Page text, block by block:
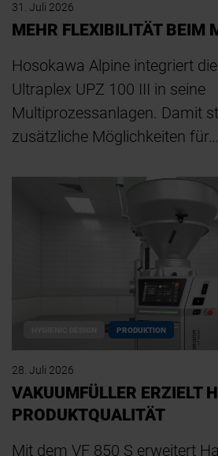
31. Juli 2026
MEHR FLEXIBILITÄT BEIM
Hosokawa Alpine integriert
Ultraplex UPZ 100 III in seine
Multiprozessanlagen. Damit
zusätzliche Möglichkeiten für…
PRODUKTION
28. Juli 2026
VAKUUMFÜLLER ERZIELT
PRODUKTQUALITÄT
Mit dem VF 850 S erweitert